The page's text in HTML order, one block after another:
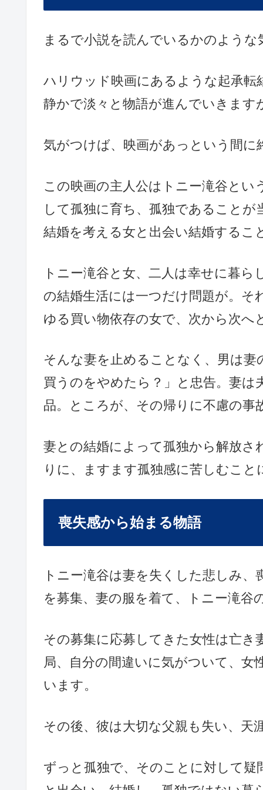
まるで小説を読んでいるかのよう
ハリウッド映画にあるような起承
静かで淡々と物語が進んでいきます
気がつけば、映画があっという間
この映画の主人公はトニー滝谷と
して孤独に育ち、孤独であること
結婚を考える女と出会い結婚するこ
トニー滝谷と女、二人は幸せに暮
の結婚生活には一つだけ問題が。
ゆる買い物依存の女で、次から次へ
そんな妻を止めることなく、男は
買うのをやめたら？」と忠告。妻
品。ところが、その帰りに不慮の事
妻との結婚によって孤独から解放
りに、ますます孤独感に苦しむこと
喪失感から始まる物語
トニー滝谷は妻を失くした悲しみ
を募集、妻の服を着て、トニー滝谷
その募集に応募してきた女性は亡
局、自分の間違いに気がついて、
います。
その後、彼は大切な父親も失い、
ずっと孤独で、そのことに対して